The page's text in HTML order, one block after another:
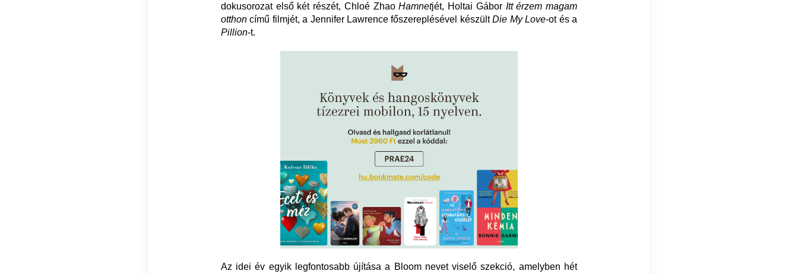
dokusorozat első két részét, Chloé ZhaoHamnetjét, Holtai GáborItt érzem magam
otthoncímű filmjét, a Jennifer Lawrence főszereplésével készültDie My Love-ot és a
Pillion-t.
Az idei év egyik legfontosabb újítása a Bloom nevet viselő szekció, amelyben hét